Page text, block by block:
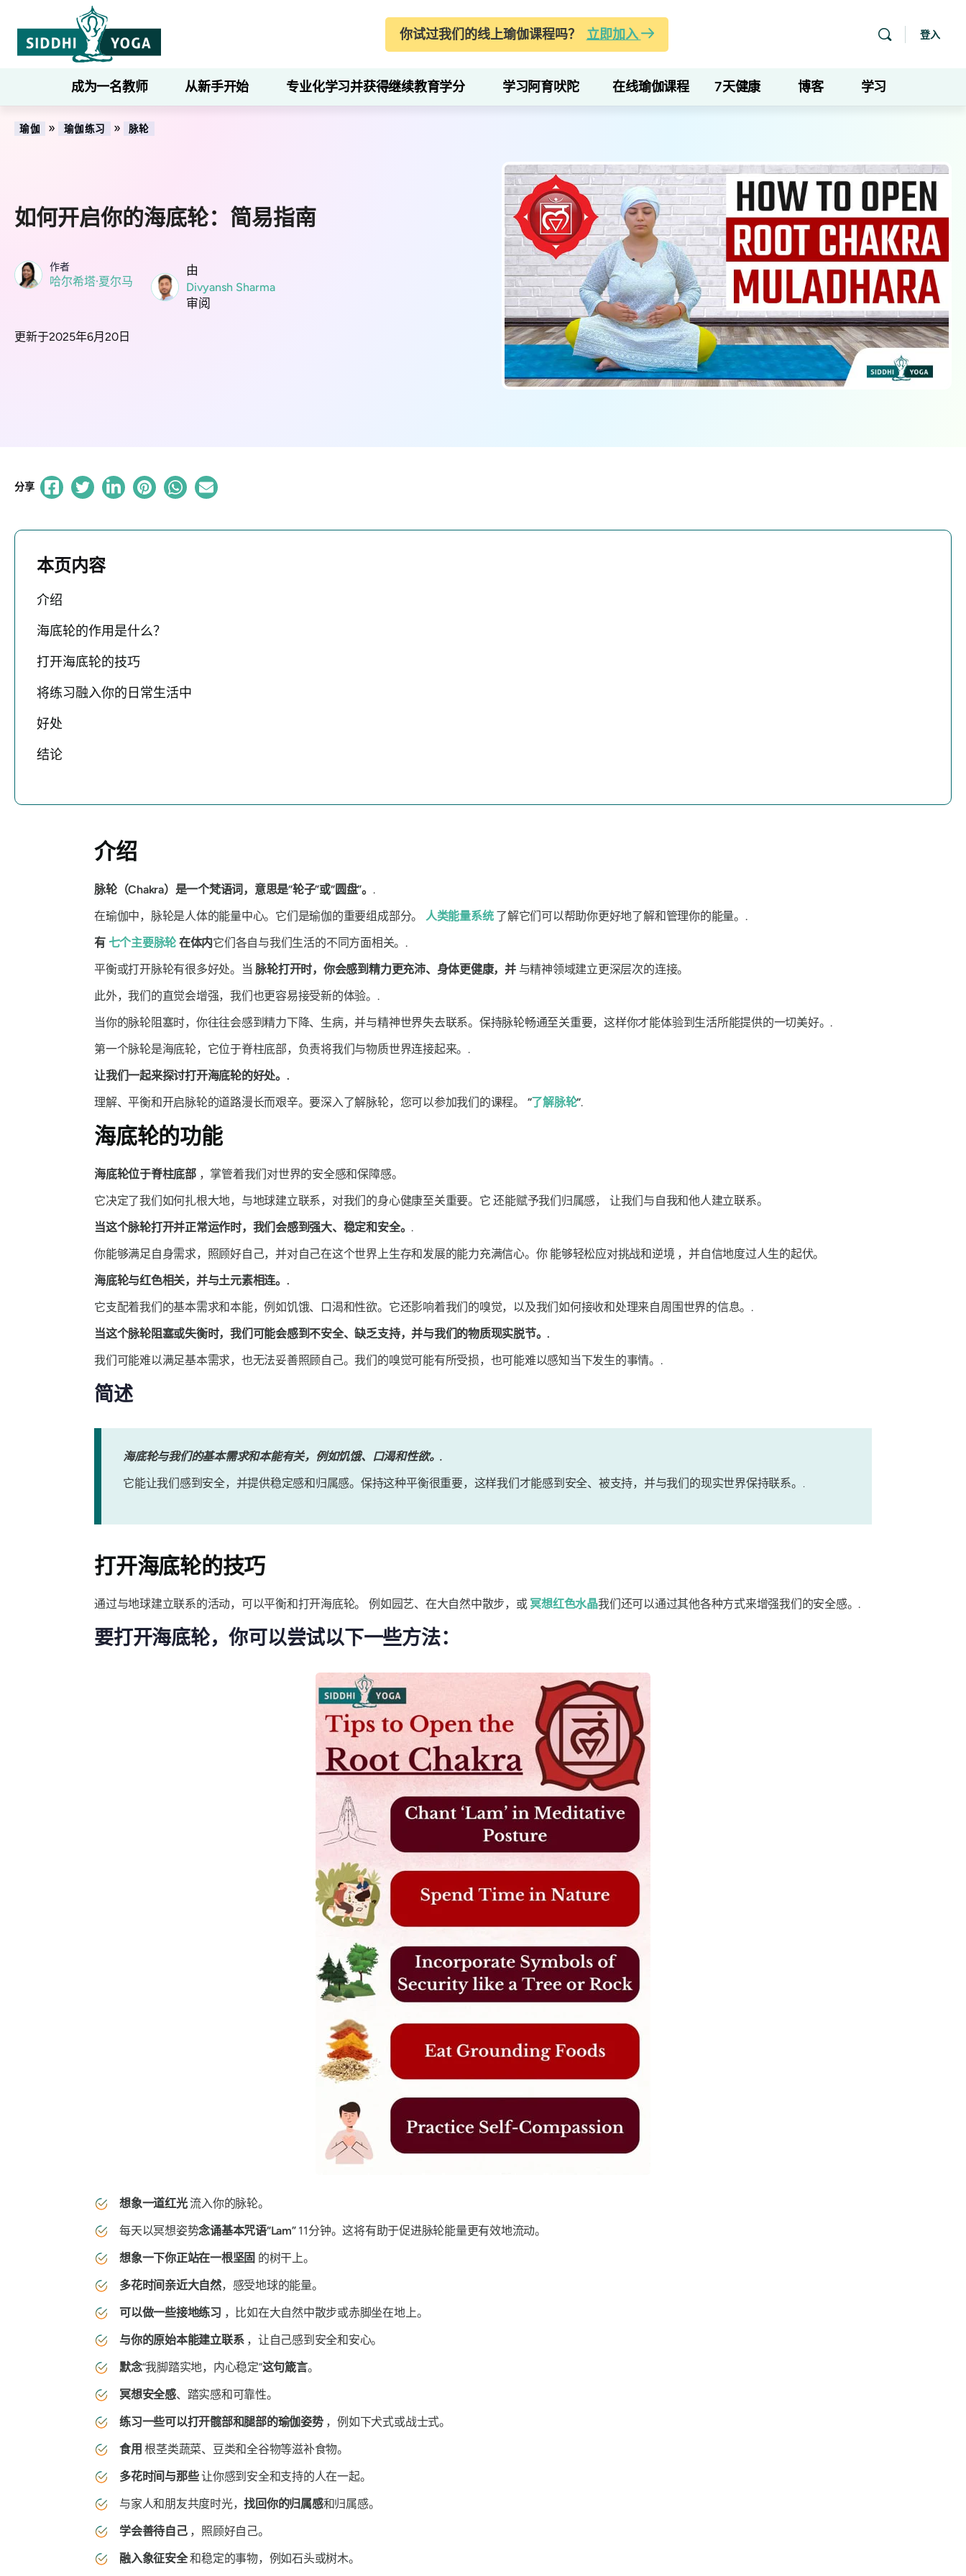
你试过我们的线上瑜伽课程吗？ 立即加入 登入
成为一名教师 从新手开始 专业化学习并获得继续教育学分 学习阿育吠陀 在线瑜伽课程 7天健康 博客 学习
瑜伽 » 瑜伽练习 » 脉轮
如何开启你的海底轮：简易指南
作者
哈尔希塔·夏尔马
由
Divyansh Sharma
审阅
更新于2025年6月20日
分享
本页内容
介绍
海底轮的作用是什么？
打开海底轮的技巧
将练习融入你的日常生活中
好处
结论
介绍
脉轮（Chakra）是一个梵语词，意思是“轮子”或“圆盘”。 .
在瑜伽中，脉轮是人体的能量中心。它们是瑜伽的重要组成部分。 人类能量系统了解它们可以帮助你更好地了解和管理你的能量。.
有 七个主要脉轮 在体内它们各自与我们生活的不同方面相关。.
平衡或打开脉轮有很多好处。当脉轮打开时，你会感到精力更充沛、身体更健康，并与精神领域建立更深层次的连接。
此外，我们的直觉会增强，我们也更容易接受新的体验。.
当你的脉轮阻塞时，你往往会感到精力下降、生病，并与精神世界失去联系。保持脉轮畅通至关重要，这样你才能体验到生活所能提供的一切美好。.
第一个脉轮是海底轮，它位于脊柱底部，负责将我们与物质世界连接起来。.
让我们一起来探讨打开海底轮的好处。.
理解、平衡和开启脉轮的道路漫长而艰辛。要深入了解脉轮，您可以参加我们的课程。 “了解脉轮“.
海底轮的功能
海底轮位于脊柱底部，掌管着我们对世界的安全感和保障感。
它决定了我们如何扎根大地，与地球建立联系，对我们的身心健康至关重要。它还能赋予我们归属感，
让我们与自我和他人建立联系。
当这个脉轮打开并正常运作时，我们会感到强大、稳定和安全。.
你能够满足自身需求，照顾好自己，并对自己在这个世界上生存和发展的能力充满信心。你 能够轻松应对挑战和逆境，并自信地度过人生的起伏。
海底轮与红色相关，并与土元素相连。.
它支配着我们的基本需求和本能，例如饥饿、口渴和性欲。它还影响着我们的嗅觉，以及我们如何接收和处理来自周围世界的信息。.
当这个脉轮阻塞或失衡时，我们可能会感到不安全、缺乏支持，并与我们的物质现实脱节。.
我们可能难以满足基本需求，也无法妥善照顾自己。我们的嗅觉可能有所受损，也可能难以感知当下发生的事情。.
简述
海底轮与我们的基本需求和本能有关，例如饥饿、口渴和性欲。.
它能让我们感到安全，并提供稳定感和归属感。保持这种平衡很重要，这样我们才能感到安全、被支持，并与我们的现实世界保持联系。.
打开海底轮的技巧
通过与地球建立联系的活动，可以平衡和打开海底轮。例如园艺、在大自然中散步，或 冥想红色水晶我们还可以通过其他各种方式来增强我们的安全感。.
要打开海底轮，你可以尝试以下一些方法：
想象一道红光流入你的脉轮。
每天以冥想姿势念诵基本咒语“Lam”11分钟。这将有助于促进脉轮能量更有效地流动。
想象一下你正站在一根坚固 的树干上。
多花时间亲近大自然，感受地球的能量。
可以做一些接地练习 ，比如在大自然中散步或赤脚坐在地上。
与你的原始本能建立联系，让自己感到安全和安心。
默念“我脚踏实地，内心稳定”这句箴言。
冥想安全感、踏实感和可靠性。
练习一些可以打开髋部和腿部的瑜伽姿势，例如下犬式或战士式。
食用 根茎类蔬菜、豆类和全谷物等滋补食物。
多花时间与那些让你感到安全和支持的人在一起。
与家人和朋友共度时光，找回你的归属感和归属感。
学会善待自己，照顾好自己。
融入象征安全和稳定的事物，例如石头或树木。